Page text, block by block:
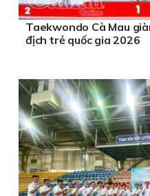
Taekwondo Cà Mau
địch trẻ quốc gia 2026